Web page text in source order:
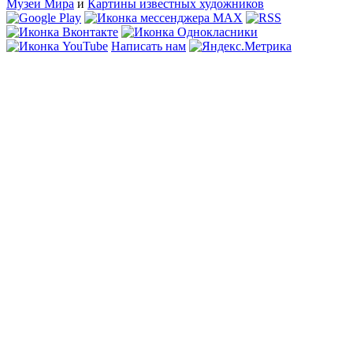
Музеи Мира и Картины известных художников
Написать нам